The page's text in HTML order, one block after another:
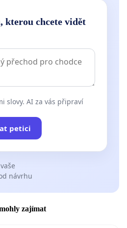
kterou chcete vidět
slovy. AI za vás připraví
petici
návrhu
zajímat